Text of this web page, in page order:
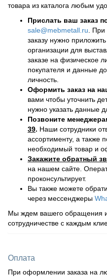
товара из каталога любым
Прислать ваш заказ
sale@mebmetall.ru .
заказу нужно
организации для
заказе на физическое
покупателя и данные
личность.
Оформить заказ на
вами чтобы уточнить
нужно указать данные
Позвоните
39. Наши сотрудники
ассортименту, а также
необходимый товар и
Закажите обратный
на нашем сайте.
проконсультирует.
Вы также можете
через мессенджеры
Мы ждем вашего обращения
сотрудничестве с каждым
Оплата
При оформлении заказа на